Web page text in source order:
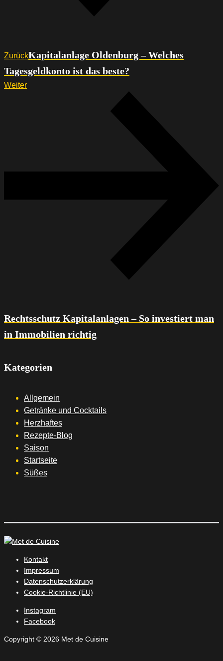
ZurückKapitalanlage Oldenburg – Welches
Tagesgeldkonto ist das beste?
Weiter
Rechtsschutz Kapitalanlagen – So investiert man
in Immobilien richtig
Kategorien
Allgemein
Getränke und Cocktails
Herzhaftes
Rezepte-Blog
Saison
Startseite
Süßes
Kontakt
Impressum
Datenschutzerklärung
Cookie-Richtlinie (EU)
Instagram
Facebook
Copyright © 2026 Met de Cuisine